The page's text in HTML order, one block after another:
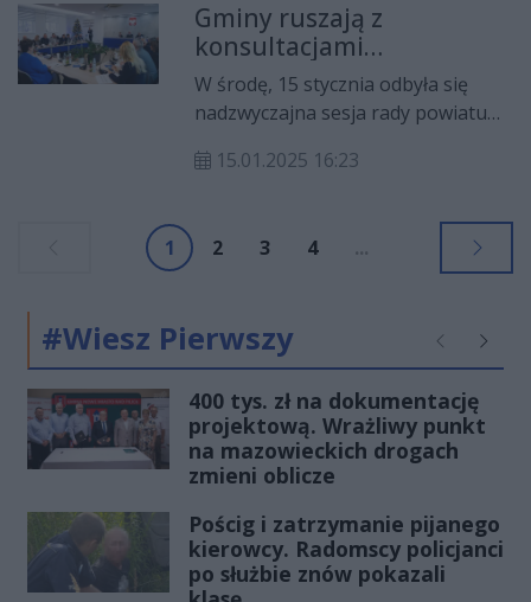
która będzie wykonawcą projektu.
Nowy most ma powstać pod koniec
roku!
Gminy ruszają z
konsultacjami
społecznymi. Chodzi o
powiększenie granic
Radomia
W środę, 15 stycznia odbyła się
nadzwyczajna sesja rady powiatu
planowanych zmian granic
chce przejąć tereny od sąsiednich
gmin: Kowali, Jedlni-Letniska,
15.01.2025 16:23
1 2 3 4 ...
#Wiesz Pierwszy Poprzednie
400 tys. zł na dokumentację
projektową. Wrażliwy punkt
na mazowieckich drogach
zmieni oblicze
Pościg i zatrzymanie pijanego
kierowcy. Radomscy policjanci
po służbie znów pokazali